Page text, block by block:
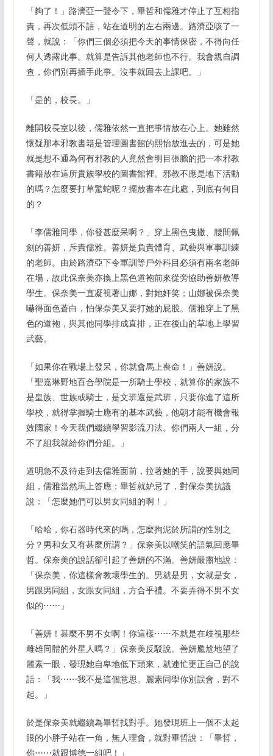
「夠了！」路濟亞一聲令下，畢哲和儒雅才停止了互相指
責，再次低頭不語，站在道明的左右兩邊。路濟亞咳了一
聲，就說：「你們三個必須把今天的事情保密，不得向任
何人透露此事。就算是告訴其他老師也不行。我會親自調
查，你們別再插手此事。沒事就回去上課吧。」
「是的，校長。」
離開校長室以後，儒雅依然一直把事情放在心上。她雖然
懷疑那本邪教書籍是管理圖書館的熙怡放進去的，可是她
就是想不通為何有邪教的人竟然會明目張膽的把一本邪教
書籍放在這所貴族學校的圖書館裡。邪教不應是地下活動
的嗎？怎麼要打草驚蛇呢？擺放書本在此處，到底有何目
的？
「李儒雅同學，你發甚麼呆啊？」穿上黑色曳撒、腰間佩
劍的善妍，斥責儒雅。善妍是負責體育、武藝與軍事訓練
的老師。由於路濟亞下令軍訓等戶外科目必須有兩名老師
在場，故此保奈美亦換上黑色道袍前來從旁協助善妍教導
學生。保奈美一直凝視著山娜，對她奸笑；山娜被保奈美
嚇得面色蒼白，怕保奈美又要打她的屁股。儒雅穿上了黑
色的道袍，與其他同學排成直排，正在後山的草地上學習
武藝。
「如果你在戰場上發呆，你就會馬上喪命！」善妍說。
「聖嘉琳野地百合學院是一所騎士學校，就算你的家族不
是皇族、世族或騎士，是文班還是武班，只要你進了這所
學校，就得掌握騎士應有的基本武藝，他朝才能有機會報
效國家！今天我們繼續學習影流刀法。你們兩人一組，分
不了組我就給你們分組。」
道明急不及待走到去儒雅面前，拉著她的手，說要與她同
組，儒雅當然馬上答應；畢哲就妒忌了，對保奈美抗議
說：「怎麼她們可以男女同組的啊！」
「哈哈，你石器時代來的嗎，怎麼拘泥於所謂的性別之
分？男和女又有甚麼所謂？」保奈美以嘲笑的語氣回應畢
哲。保奈美的說話卻引起了善妍的不滿。善妍嚴肅地說：
「保奈美，你這樣會教壞學生的。男就是男，女就是女，
男跟男同組，女跟女同組，方合乎禮。不要弄得不男不女
似的⋯⋯」
「善妍！甚麼不男不女啊！你這樣⋯⋯不就是在歧視那些
雌雄同體的外星人嗎？」保奈美反駁說。善妍尷尬地望了
麗素一眼，發現她自卑地低下頭來，就連忙更正自己的說
話：「我⋯⋯我不是這個意思。麗素同學你別誤會，對不
起。」
於是保奈美就繼續為畢哲找對手。她發現班上一個不太起
眼的小胖子站在一角，無人理會，就對畢哲說：「畢哲，
你⋯⋯就跟博德一組吧！」